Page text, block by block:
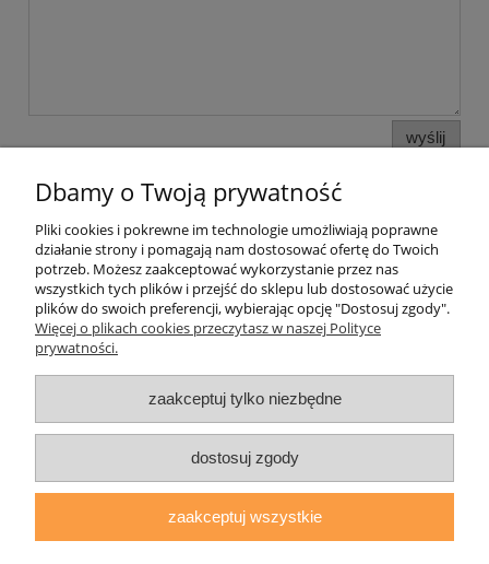
wyślij
Pomoc
Moje konto
Informacje
O nas
ul. Grodzka Nr 23, 67-200 Głogów | woj. dolnośląskie
| tel.: 513093168 | email:sklep@daryziol.pl| NIP: 6921579498 |
Dbamy o Twoją prywatność
Pliki cookies i pokrewne im technologie umożliwiają poprawne
działanie strony i pomagają nam dostosować ofertę do Twoich
potrzeb. Możesz zaakceptować wykorzystanie przez nas
wszystkich tych plików i przejść do sklepu lub dostosować użycie
plików do swoich preferencji, wybierając opcję "Dostosuj zgody".
Więcej o plikach cookies przeczytasz w naszej Polityce
prywatności.
zaakceptuj tylko niezbędne
dostosuj zgody
zaakceptuj wszystkie